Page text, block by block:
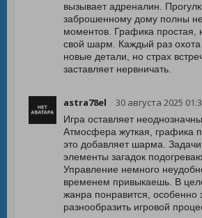
вызывает адреналин.
заброшенному дому полны
моментов. Графика простая,
свой шарм. Каждый раз охота
новые детали, но страх
заставляет нервничать.
astra78el 30 августа 2025
Игра оставляет
Атмосфера жуткая, графика
это добавляет шарма.
элементы загадок
Управление немного
временем привыкаешь. В
жанра понравится, особенно
разнообразить игровой